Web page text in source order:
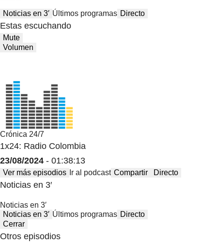
Noticias en 3′ Últimos programas Directo
Estas escuchando
Mute
Volumen
Crónica 24/7
1x24: Radio Colombia
23/08/2024 - 01:38:13
Ver más episodios Ir al podcast Compartir Directo
Noticias en 3′
Noticias en 3′
Noticias en 3′ Últimos programas Directo
Cerrar
Otros episodios